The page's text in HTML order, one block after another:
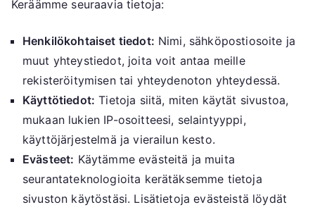
Keräämme seuraavia tietoja:
Henkilökohtaiset tiedot: Nimi, sähköpostiosoite ja
muut yhteystiedot, joita voit antaa meille
rekisteröitymisen tai yhteydenoton yhteydessä.
Käyttötiedot: Tietoja siitä, miten käytät sivustoa,
mukaan lukien IP-osoitteesi, selaintyyppi,
käyttöjärjestelmä ja vierailun kesto.
Evästeet: Käytämme evästeitä ja muita
seurantateknologioita kerätäksemme tietoja
sivuston käytöstäsi. Lisätietoja evästeistä löydät